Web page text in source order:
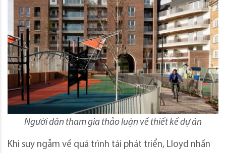
Người dân tham gia thảo luận về thiết kế dự án
Khi suy ngẫm về quá trình tái phát triển, Lloyd nhấn